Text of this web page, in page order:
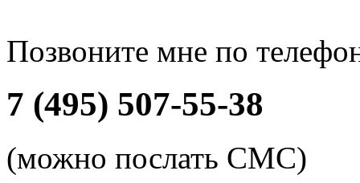
Позвоните мне по
7 (495) 507-55-38
(можно послать СМС)